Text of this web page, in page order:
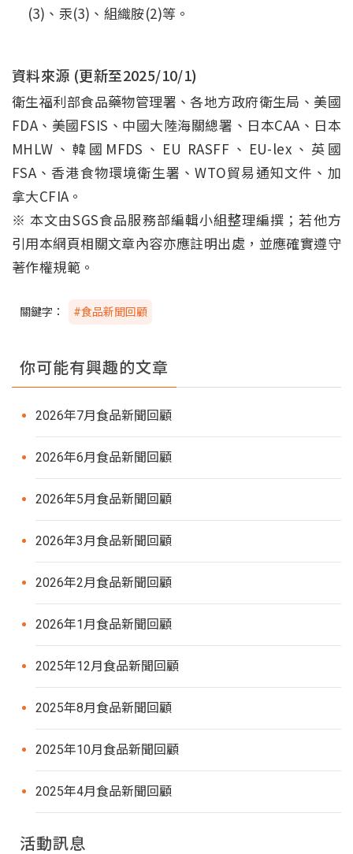
(3)、汞(3)、組織胺(2)等。
資料來源 (更新至2025/10/1)
衛生福利部食品藥物管理署、各地方政府衛生局、美國
FDA、美國FSIS、中國大陸海關總署、日本CAA、日本
MHLW、韓國MFDS、EU RASFF、EU-lex、英國
FSA、香港食物環境衛生署、WTO貿易通知文件、加
拿大CFIA。
※ 本文由SGS食品服務部編輯小組整理編撰；若他方
引用本網頁相關文章內容亦應註明出處，並應確實遵守
著作權規範。
關鍵字： #食品新聞回顧
你可能有興趣的文章
2026年7月食品新聞回顧
2026年6月食品新聞回顧
2026年5月食品新聞回顧
2026年3月食品新聞回顧
2026年2月食品新聞回顧
2026年1月食品新聞回顧
2025年12月食品新聞回顧
2025年8月食品新聞回顧
2025年10月食品新聞回顧
2025年4月食品新聞回顧
活動訊息